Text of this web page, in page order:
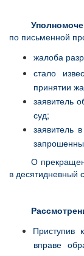
по письменной
жалоба
стало
принятии
заявитель
суд;
заявитель
О
в десятидневный
Приступив
вправе